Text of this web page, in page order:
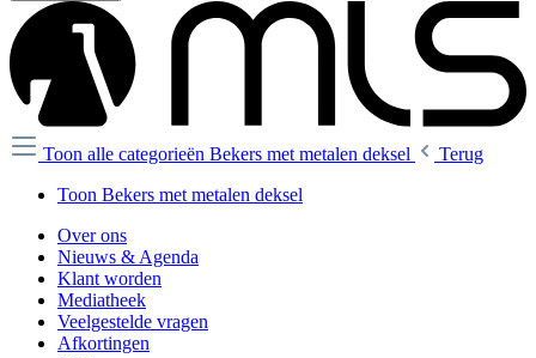
Toon alle categorieën Bekers met metalen deksel
Terug
Toon Bekers met metalen deksel
Over ons
Nieuws & Agenda
Klant worden
Mediatheek
Veelgestelde vragen
Afkortingen